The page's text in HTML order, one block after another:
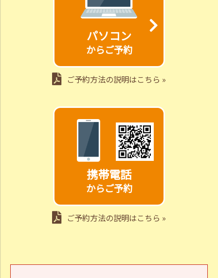
パソコン
からご予約
ご予約方法の説明はこちら »
携帯電話
からご予約
ご予約方法の説明はこちら »